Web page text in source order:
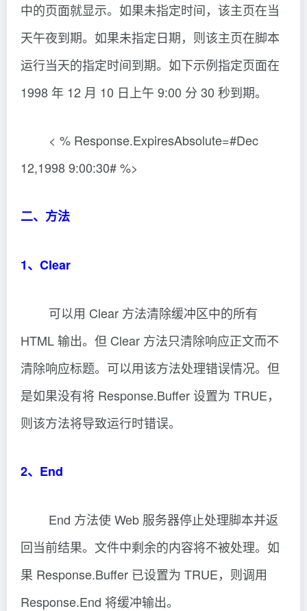
中的页面就显示。如果未指定时间，该主页在当
天午夜到期。如果未指定日期，则该主页在脚本
运行当天的指定时间到期。如下示例指定页面在
1998 年 12 月 10 日上午 9:00 分 30 秒到期。
< % Response.ExpiresAbsolute=#Dec
12,1998 9:00:30# %>
二、方法
1、Clear
可以用 Clear 方法清除缓冲区中的所有
HTML 输出。但 Clear 方法只清除响应正文而不
清除响应标题。可以用该方法处理错误情况。但
是如果没有将 Response.Buffer 设置为 TRUE，
则该方法将导致运行时错误。
2、End
End 方法使 Web 服务器停止处理脚本并返
回当前结果。文件中剩余的内容将不被处理。如
果 Response.Buffer 已设置为 TRUE，则调用
Response.End 将缓冲输出。